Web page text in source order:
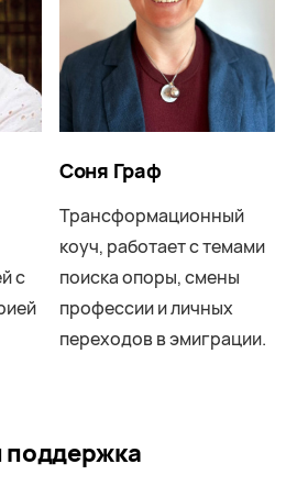
с
Соня Граф
Трансформационный
коуч, работает с темами
поиска опоры, смены
профессии и личных
переходов в эмиграции.
поддержка